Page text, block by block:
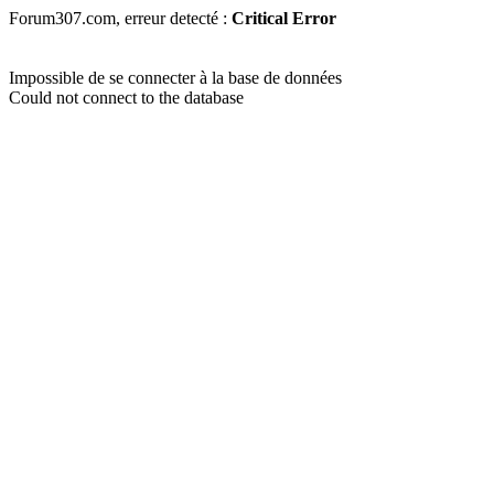
Forum307.com, erreur detecté : Critical Error
Impossible de se connecter à la base de données
Could not connect to the database